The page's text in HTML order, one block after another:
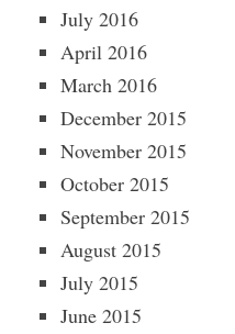
July 2016
April 2016
March 2016
December 2015
November 2015
October 2015
September 2015
August 2015
July 2015
June 2015